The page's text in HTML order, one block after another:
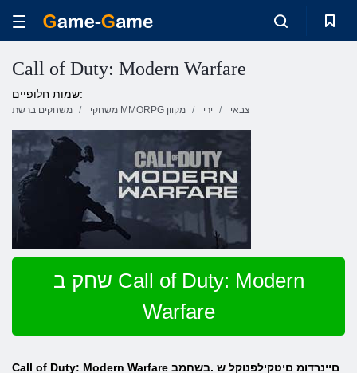
Call of Duty: Modern Warfare
שמות חלופיים:
משחקים ברשת משחקי MMORPG מקוון ירי צבאי
שחק ב Call of Duty: Modern
Warfare
Call of Duty: Modern Warfare םיינרדומ םיטקילפנוקל ש .בשחמב